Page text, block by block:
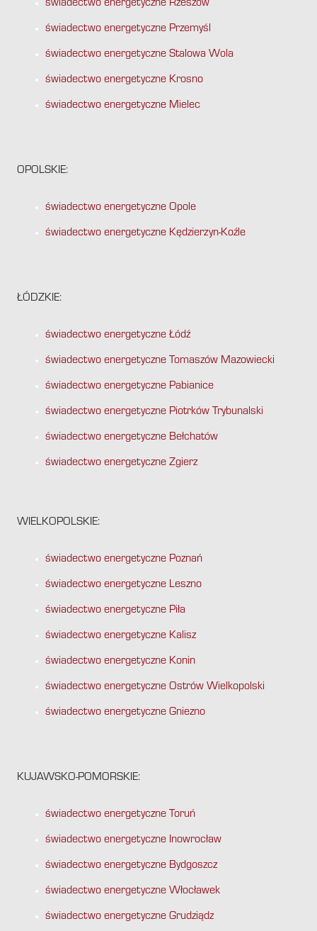
świadectwo energetyczne Rzeszów
świadectwo energetyczne Przemyśl
świadectwo energetyczne Stalowa Wola
świadectwo energetyczne Krosno
świadectwo energetyczne Mielec
OPOLSKIE:
świadectwo energetyczne Opole
świadectwo energetyczne Kędzierzyn-Koźle
ŁÓDZKIE:
świadectwo energetyczne Łódź
świadectwo energetyczne Tomaszów Mazowiecki
świadectwo energetyczne Pabianice
świadectwo energetyczne Piotrków Trybunalski
świadectwo energetyczne Bełchatów
świadectwo energetyczne Zgierz
WIELKOPOLSKIE:
świadectwo energetyczne Poznań
świadectwo energetyczne Leszno
świadectwo energetyczne Piła
świadectwo energetyczne Kalisz
świadectwo energetyczne Konin
świadectwo energetyczne Ostrów Wielkopolski
świadectwo energetyczne Gniezno
KUJAWSKO-POMORSKIE:
świadectwo energetyczne Toruń
świadectwo energetyczne Inowrocław
świadectwo energetyczne Bydgoszcz
świadectwo energetyczne Włocławek
świadectwo energetyczne Grudziądz